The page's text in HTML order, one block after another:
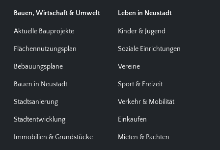
Bauen, Wirtschaft & Umwelt
Aktuelle Bauprojekte
Flächennutzungsplan
Bebauungspläne
Bauen in Neustadt
Stadtsanierung
Stadtentwicklung
Immobilien & Grundstücke
Leben in Neustadt
Kinder & Jugend
Soziale Einrichtungen
Vereine
Sport & Freizeit
Verkehr & Mobilität
Einkaufen
Mieten & Pachten